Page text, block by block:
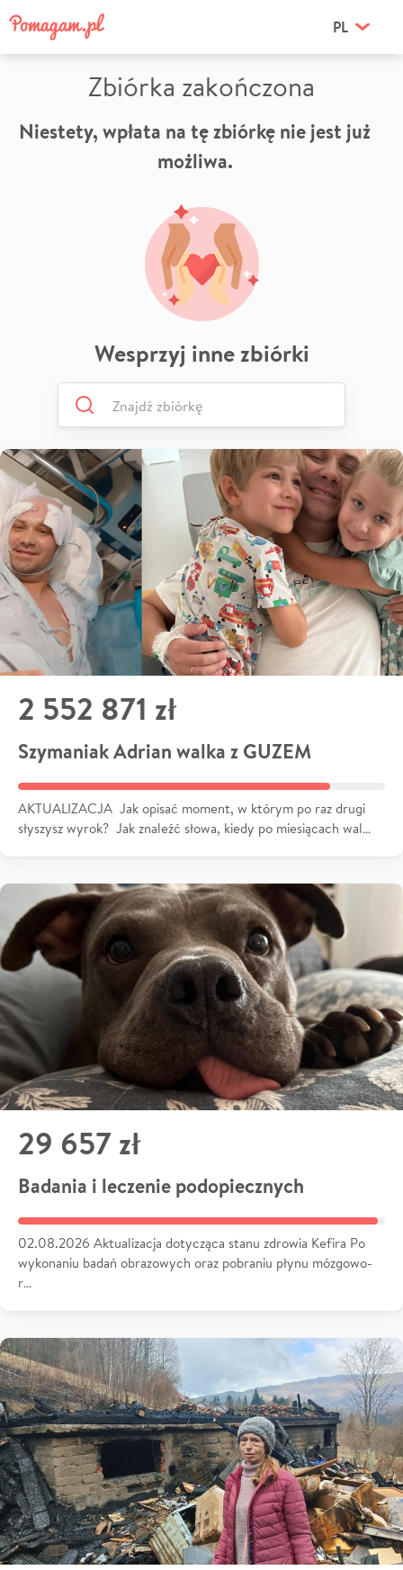
PL
Zbiórka zakończona
Niestety, wpłata na tę zbiórkę nie jest już
możliwa.
Wesprzyj inne zbiórki
2 552 871 zł
Szymaniak Adrian walka z GUZEM
AKTUALIZACJA Jak opisać moment, w którym po raz drugi
słyszysz wyrok? Jak znaleźć słowa, kiedy po miesiącach wal…
29 657 zł
Badania i leczenie podopiecznych
02.08.2026 Aktualizacja dotycząca stanu zdrowia Kefira Po
wykonaniu badań obrazowych oraz pobraniu płynu mózgowo-
r…